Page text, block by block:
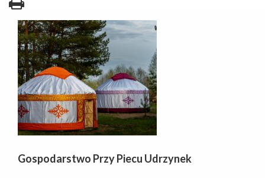
Gospodarstwo Przy Piecu Udrzynek